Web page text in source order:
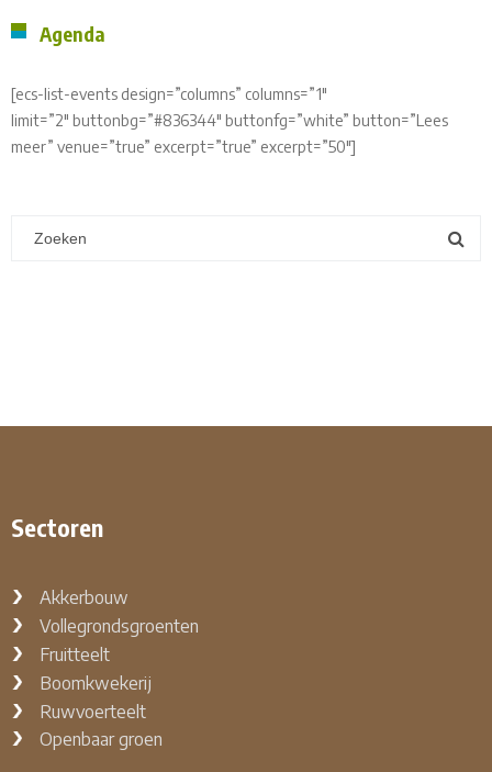
Agenda
[ecs-list-events design=”columns” columns=”1″
limit=”2″ buttonbg=”#836344″ buttonfg=”white” button=”Lees
meer” venue=”true” excerpt=”true” excerpt=”50″]
Sectoren
Akkerbouw
Vollegrondsgroenten
Fruitteelt
Boomkwekerij
Ruwvoerteelt
Openbaar groen